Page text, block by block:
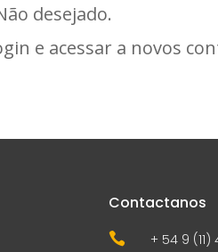
desejado.
e acessar a novos
Contactanos
 + 54 9 (11)